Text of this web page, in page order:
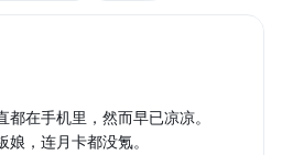
在手机里，然而早已凉凉。
，连月卡都没氪。